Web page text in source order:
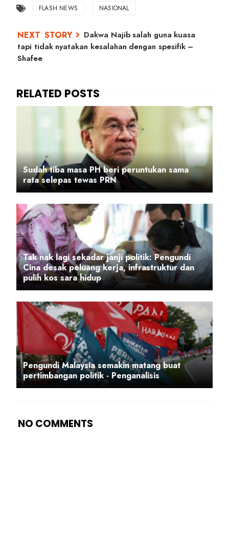
FLASH NEWS NASIONAL
Dakwa Najib salah guna kuasa
tapi tidak nyatakan kesalahan dengan spesifik –
Shafee
Sudah tiba masa PH beri peruntukan sama
rata selepas tewas PRN
Tak nak lagi sekadar janji politik: Pengundi
Cina desak peluang kerja, infrastruktur dan
pulih kos sara hidup
Pengundi Malaysia semakin matang buat
pertimbangan politik - Penganalisis
NO COMMENTS